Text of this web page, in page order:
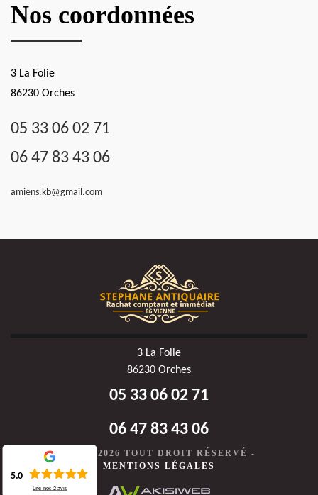
Nos coordonnées
3 La Folie
86230 Orches
05 33 06 02 71
06 47 83 43 06
amiens.kb@gmail.com
3 La Folie
86230 Orches
05 33 06 02 71
06 47 83 43 06
©2020-2026 TOUT DROIT RÉSERVÉ -
MENTIONS LÉGALES
5.0
Lire nos 2avis